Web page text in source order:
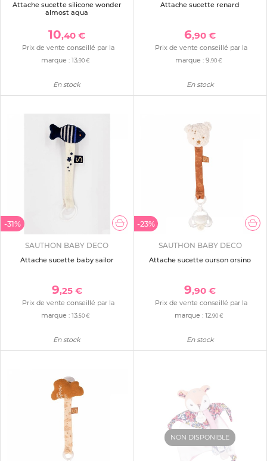
Attache sucette silicone wonder
almost aqua
10,40 €
Prix de vente conseillé par la
marque :13,90 €
En stock
Attache sucette renard
6,90 €
Prix de vente conseillé par la
marque :9,90 €
En stock
-31%
SAUTHON BABY DECO
Attache sucette baby sailor
9,25 €
Prix de vente conseillé par la
marque :13,50 €
En stock
-23%
SAUTHON BABY DECO
Attache sucette ourson orsino
9,90 €
Prix de vente conseillé par la
marque : 12,90 €
En stock
NON DISPONIBLE